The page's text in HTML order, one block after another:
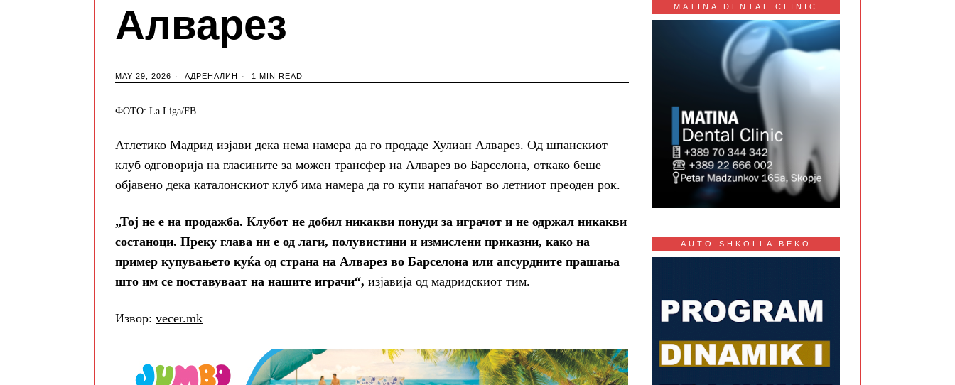
Алварез
MAY 29, 2026 АДРЕНАЛИН 1 MIN READ
ФОТО: La Liga/FB
Атлетико Мадрид изјави дека нема намера да го продаде Хулиан Алварез. Од шпанскиот
клуб одговорија на гласините за можен трансфер на Алварез во Барселона, откако беше
објавено дека каталонскиот клуб има намера да го купи напаѓачот во летниот преоден рок.
„Тој не е на продажба. Клубот не добил никакви понуди за играчот и не одржал никакви
состаноци. Преку глава ни е од лаги, полувистини и измислени приказни, како на
пример купувањето куќа од страна на Алварез во Барселона или апсурдните прашања
што им се поставуваат на нашите играчи“, изјавија од мадридскиот тим.
Извор: vecer.mk
MATINA DENTAL CLINIC
AUTO SHKOLLA BEKO